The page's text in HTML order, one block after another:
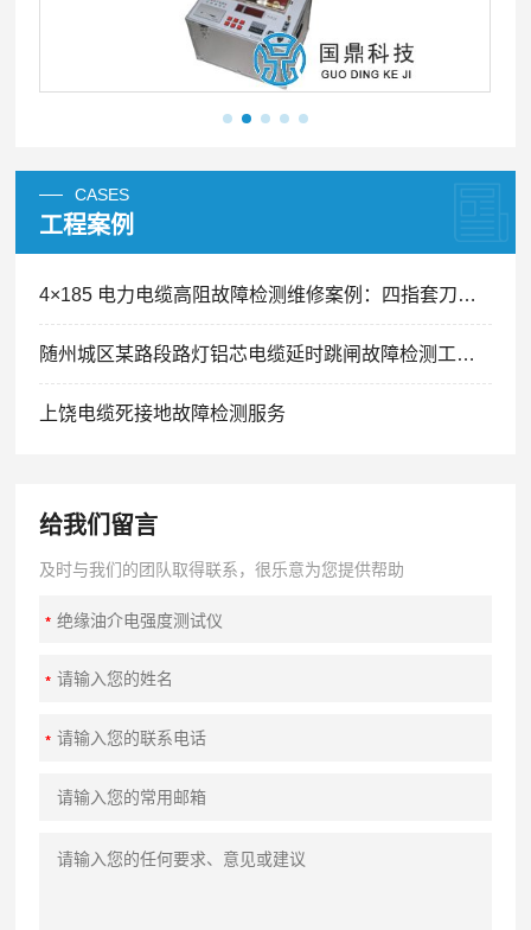
CASES
工程案例
4×185 电力电缆高阻故障检测维修案例：四指套刀片划痕引发间歇性跳闸精准排查
随州城区某路段路灯铝芯电缆延时跳闸故障检测工程案例
上饶电缆死接地故障检测服务
给我们留言
及时与我们的团队取得联系，很乐意为您提供帮助